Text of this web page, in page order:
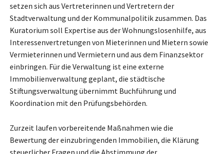
setzen sich aus Vertreterinnen und Vertretern der
Stadtverwaltung und der Kommunalpolitik zusammen. Das
Kuratorium soll Expertise aus der Wohnungslosenhilfe, aus
Interessenvertretungen von Mieterinnen und Mietern sowie
Vermieterinnen und Vermietern und aus dem Finanzsektor
einbringen. Für die Verwaltung ist eine externe
Immobilienverwaltung geplant, die städtische
Stiftungsverwaltung übernimmt Buchführung und
Koordination mit den Prüfungsbehörden.
Zurzeit laufen vorbereitende Maßnahmen wie die
Bewertung der einzubringenden Immobilien, die Klärung
steuerlicher Fragen und die Abstimmung der